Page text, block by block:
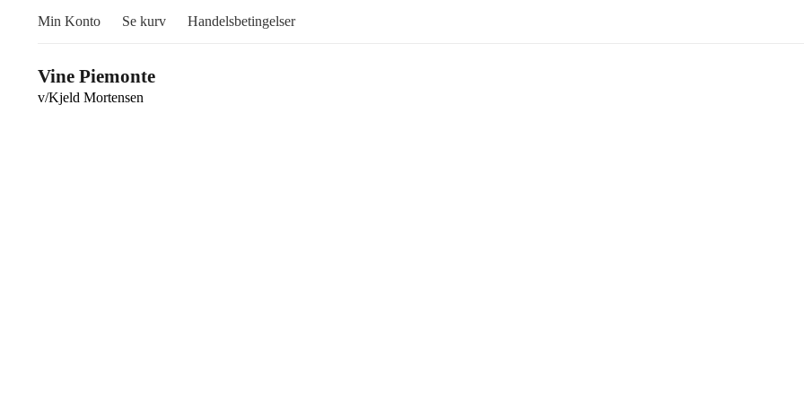
Min Konto Se kurv Handelsbetingelser
Vine Piemonte
v/Kjeld Mortensen